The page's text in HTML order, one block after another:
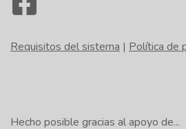
Requisitos del sistema | Política de
Hecho posible gracias al apoyo de...